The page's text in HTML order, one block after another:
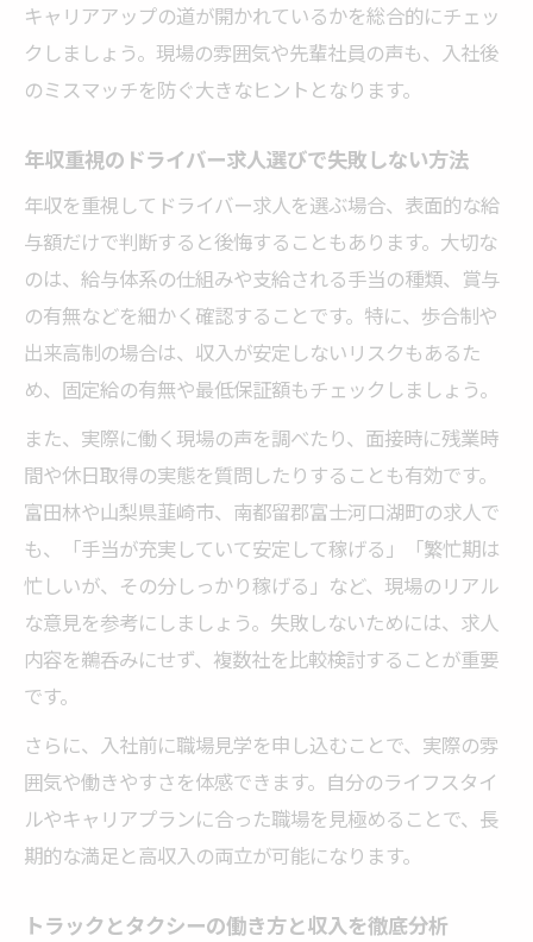
キャリアアップの道が開かれているかを総合的にチェッ
クしましょう。現場の雰囲気や先輩社員の声も、入社後
のミスマッチを防ぐ大きなヒントとなります。
年収重視のドライバー求人選びで失敗しない方法
年収を重視してドライバー求人を選ぶ場合、表面的な給
与額だけで判断すると後悔することもあります。大切な
のは、給与体系の仕組みや支給される手当の種類、賞与
の有無などを細かく確認することです。特に、歩合制や
出来高制の場合は、収入が安定しないリスクもあるた
め、固定給の有無や最低保証額もチェックしましょう。
また、実際に働く現場の声を調べたり、面接時に残業時
間や休日取得の実態を質問したりすることも有効です。
富田林や山梨県韮崎市、南都留郡富士河口湖町の求人で
も、「手当が充実していて安定して稼げる」「繁忙期は
忙しいが、その分しっかり稼げる」など、現場のリアル
な意見を参考にしましょう。失敗しないためには、求人
内容を鵜呑みにせず、複数社を比較検討することが重要
です。
さらに、入社前に職場見学を申し込むことで、実際の雰
囲気や働きやすさを体感できます。自分のライフスタイ
ルやキャリアプランに合った職場を見極めることで、長
期的な満足と高収入の両立が可能になります。
トラックとタクシーの働き方と収入を徹底分析